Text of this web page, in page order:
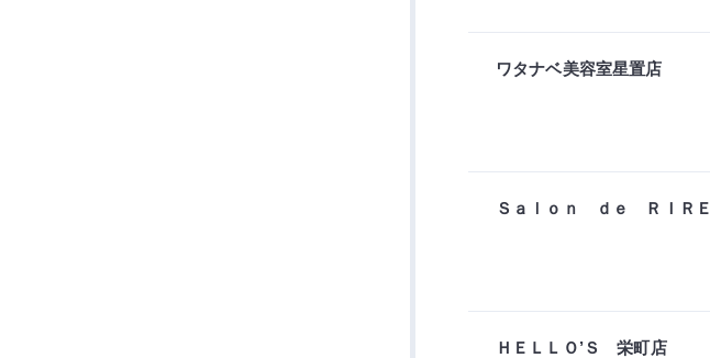
ワタナベ美容室星置店
Ｓａｌｏｎ ｄｅ ＲＩＲＥ
ＨＥＬＬＯ’Ｓ 栄町店